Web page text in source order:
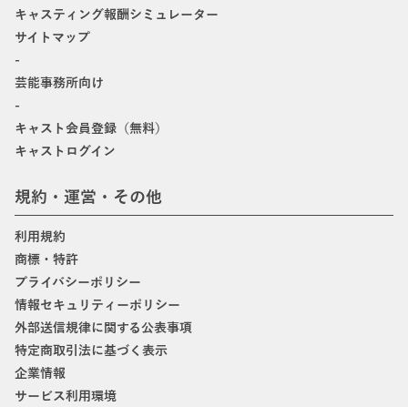
キャスティング報酬シミュレーター
サイトマップ
-
芸能事務所向け
-
キャスト会員登録（無料）
キャストログイン
規約・運営・その他
利用規約
商標・特許
プライバシーポリシー
情報セキュリティーポリシー
外部送信規律に関する公表事項
特定商取引法に基づく表示
企業情報
サービス利用環境